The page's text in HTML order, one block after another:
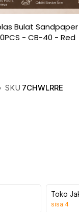
Bulat
- CB-40 - Red
SKU 7CHWLRRE
Toko
sisa 4